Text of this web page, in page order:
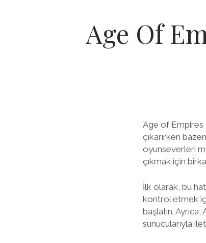
Age Of
Age of Empires
çıkarırken
oyunseverleri
çıkmak için
İlk olarak, bu
kontrol etmek
başlatın.
sunucularıyla